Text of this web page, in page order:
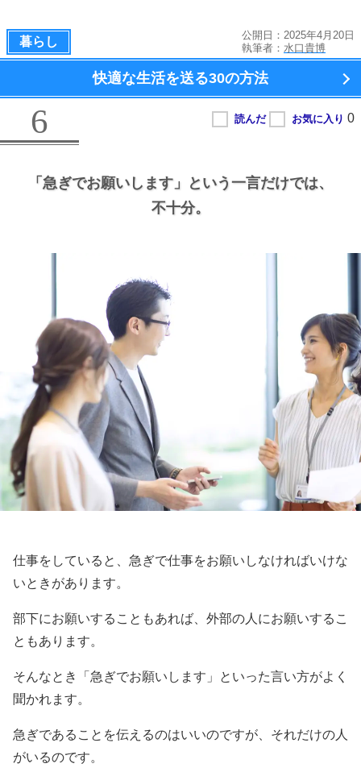
暮らし
公開日：2025年4月20日
執筆者： 水口貴博
快適な生活を送る30の方法
6
「急ぎでお願いします」という一言だけでは、
不十分。
仕事をしていると、急ぎで仕事をお願いしなければいけな
いときがあります。
部下にお願いすることもあれば、外部の人にお願いするこ
ともあります。
そんなとき「急ぎでお願いします」といった言い方がよく
聞かれます。
急ぎであることを伝えるのはいいのですが、それだけの人
がいるのです。